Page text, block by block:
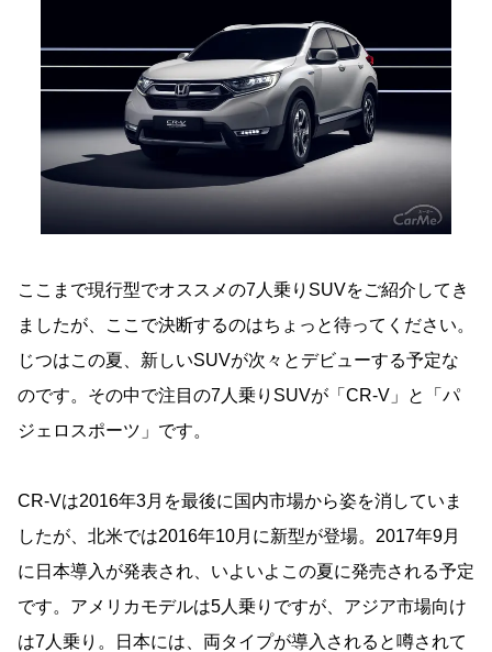
ここまで現行型でオススメの7人乗りSUVをご紹介してき
ましたが、ここで決断するのはちょっと待ってください。
じつはこの夏、新しいSUVが次々とデビューする予定な
のです。その中で注目の7人乗りSUVが「CR-V」と「パ
ジェロスポーツ」です。
CR-Vは2016年3月を最後に国内市場から姿を消していま
したが、北米では2016年10月に新型が登場。2017年9月
に日本導入が発表され、いよいよこの夏に発売される予定
です。アメリカモデルは5人乗りですが、アジア市場向け
は7人乗り。日本には、両タイプが導入されると噂されて